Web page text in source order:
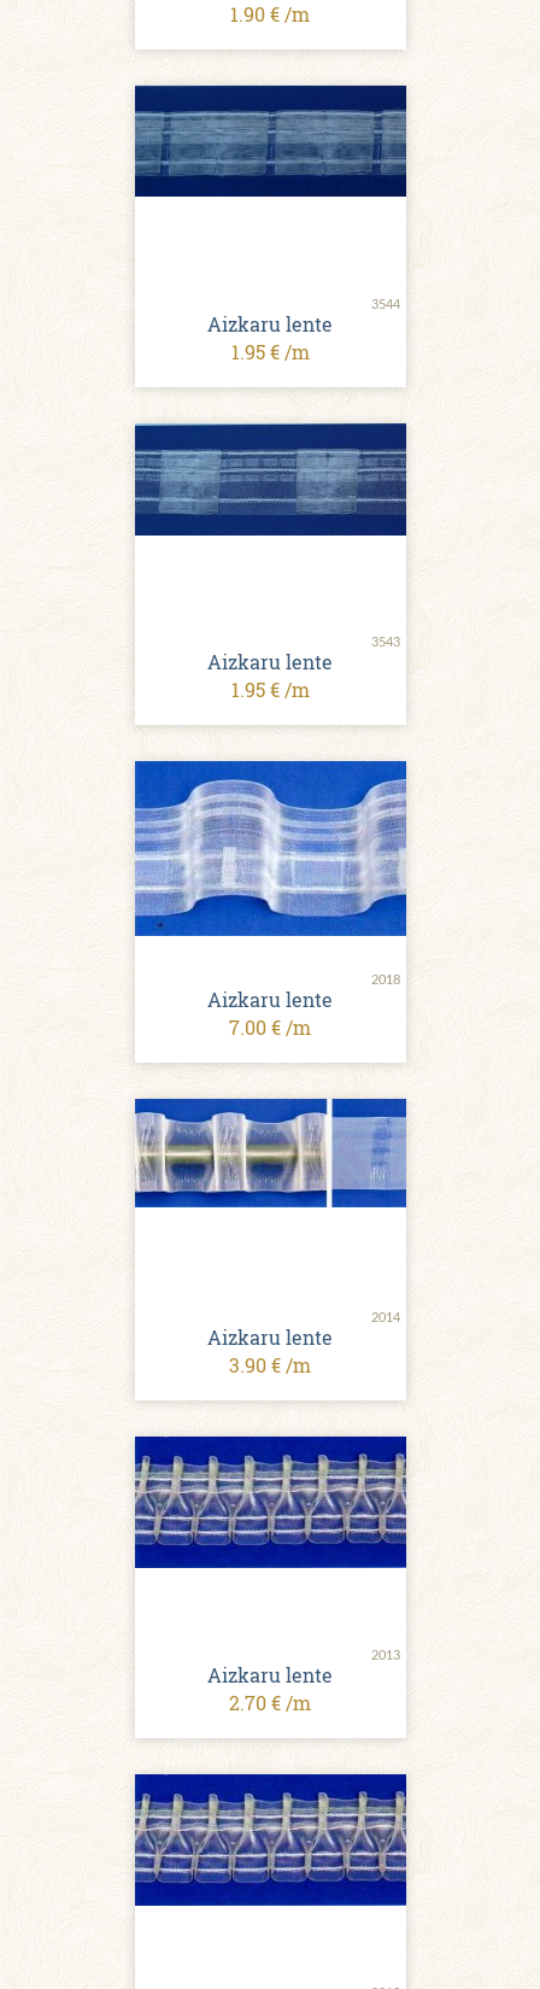
1.90 € /m
3544
Aizkaru lente
1.95 € /m
3543
Aizkaru lente
1.95 € /m
2018
Aizkaru lente
7.00 € /m
2014
Aizkaru lente
3.90 € /m
2013
Aizkaru lente
2.70 € /m